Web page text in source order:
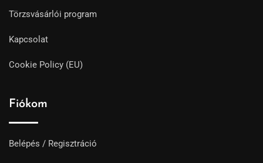
Törzsvásárlói program
Kapcsolat
Cookie Policy (EU)
Fiókom
Belépés / Regisztráció